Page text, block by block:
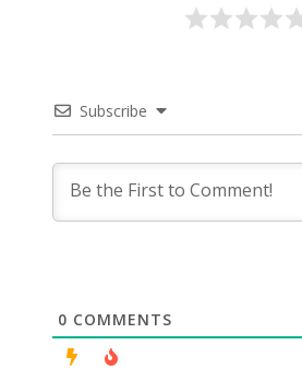
Subscribe
0 COMMENTS